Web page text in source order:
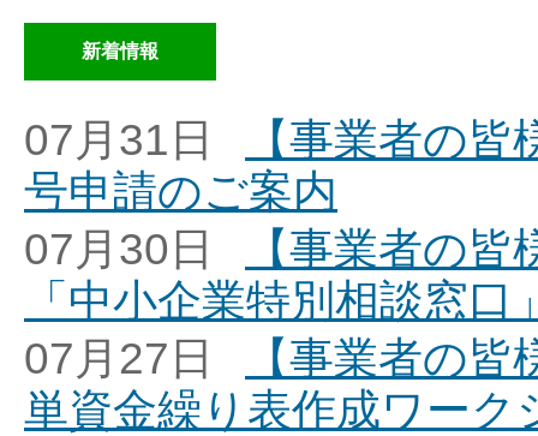
新着情報
07月31日
【事業者の
号申請のご案内
07月30日
【事業者の
「中小企業特別相談窓
07月27日
【事業者の
単資金繰り表作成ワー